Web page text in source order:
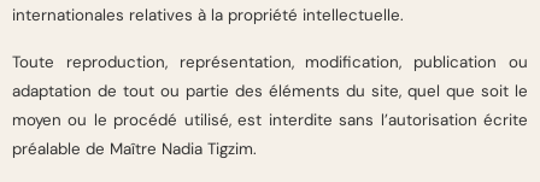
internationales relatives à la propriété intellectuelle.
Toute reproduction, représentation, modification, publication ou
adaptation de tout ou partie des éléments du site, quel que soit le
moyen ou le procédé utilisé, est interdite sans l’autorisation écrite
préalable de Maître Nadia Tigzim.